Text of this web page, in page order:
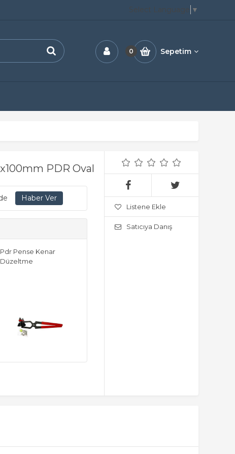
Select Language ▼
0 Sepetim
PDR Oval
Pdr Pense Kenar
Düzeltme
Listene Ekle
Satıcıya Danış